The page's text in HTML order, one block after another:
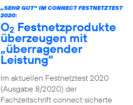
„SEHR GUT“ IM CONNECT FESTNETZTEST
2020:
O2 Festnetzprodukte
überzeugen mit
„überragender
Leistung“
Im aktuellen Festnetztest 2020
(Ausgabe 8/2020) der
Fachzeitschrift connect sicherte